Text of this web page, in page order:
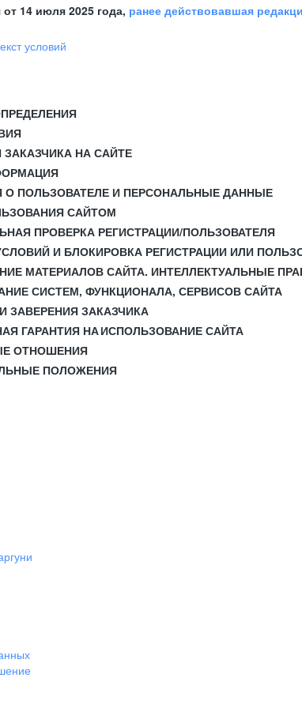
14 июля 2025 года, ранее действовавшая
условий
ЗАКАЗЧИКА НА САЙТЕ
О ПОЛЬЗОВАТЕЛЕ И ПЕРСОНАЛЬНЫЕ ДАННЫЕ
САЙТОМ
ПРОВЕРКА РЕГИСТРАЦИИ/ПОЛЬЗОВАТЕЛЯ
И БЛОКИРОВКА РЕГИСТРАЦИИ ИЛИ
МАТЕРИАЛОВ САЙТА. ИНТЕЛЛЕКТУАЛЬНЫЕ
СИСТЕМ, ФУНКЦИОНАЛА, СЕРВИСОВ САЙТА
ЗАВЕРЕНИЯ ЗАКАЗЧИКА
ГАРАНТИЯ НА ИСПОЛЬЗОВАНИЕ САЙТА
ОТНОШЕНИЯ
ПОЛОЖЕНИЯ